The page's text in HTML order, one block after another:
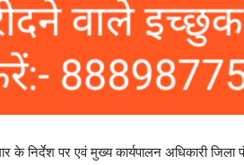
के निर्देश पर एवं मुख्य कार्यपालन अधिकारी जिला